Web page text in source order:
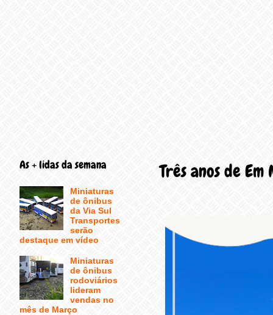
Três anos de
As + lidas da semana
Miniaturas
de ônibus
da Via Sul
Transportes
serão
destaque em vídeo
Miniaturas
de ônibus
rodoviários
lideram
vendas no
mês de Março